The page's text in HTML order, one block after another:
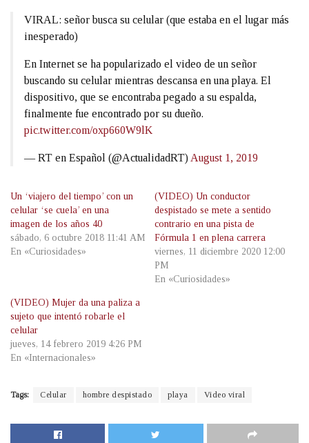
VIRAL: señor busca su celular (que estaba en el lugar más
inesperado)
En Internet se ha popularizado el video de un señor
buscando su celular mientras descansa en una playa. El
dispositivo, que se encontraba pegado a su espalda,
finalmente fue encontrado por su dueño.
pic.twitter.com/oxp660W9lK
— RT en Español (@ActualidadRT) August 1, 2019
Un ‘viajero del tiempo’ con un
celular ‘se cuela’ en una
imagen de los años 40
sábado, 6 octubre 2018 11:41 AM
En «Curiosidades»
(VIDEO) Un conductor
despistado se mete a sentido
contrario en una pista de
Fórmula 1 en plena carrera
viernes, 11 diciembre 2020 12:00
PM
En «Curiosidades»
(VIDEO) Mujer da una paliza a
sujeto que intentó robarle el
celular
jueves, 14 febrero 2019 4:26 PM
En «Internacionales»
Tags: Celular hombre despistado playa Video viral